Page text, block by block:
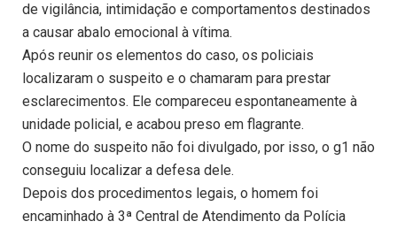
de vigilância, intimidação e comportamentos destinados
a causar abalo emocional à vítima.
Após reunir os elementos do caso, os policiais
localizaram o suspeito e o chamaram para prestar
esclarecimentos. Ele compareceu espontaneamente à
unidade policial, e acabou preso em flagrante.
O nome do suspeito não foi divulgado, por isso, o g1 não
conseguiu localizar a defesa dele.
Depois dos procedimentos legais, o homem foi
encaminhado à 3ª Central de Atendimento da Polícia